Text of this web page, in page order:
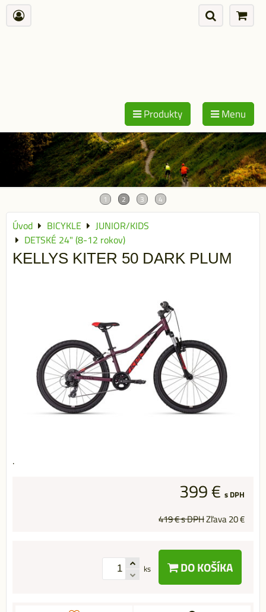
Produkty Menu
Úvod BICYKLE
JUNIOR/KIDS
DETSKÉ 24" (8-12 rokov)
KELLYS KITER 50 DARK PLUM
.
399 € s DPH
419 €s DPHZľava20 €
ks DO KOŠÍKA